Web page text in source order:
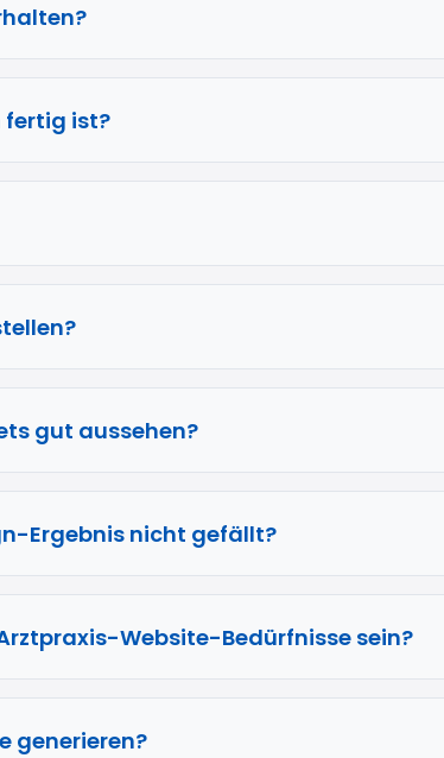
fertig ist?
gut aussehen?
Ergebnis nicht gefällt?
Website-Bedürfnisse sein?
generieren?